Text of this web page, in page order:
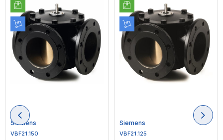
Siemens
VBF21.150
Siemens
VBF21.125